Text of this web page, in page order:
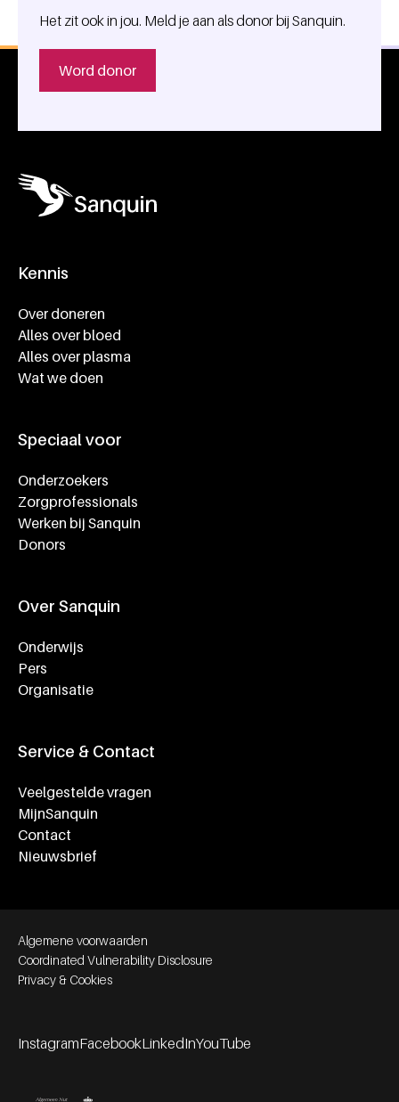
Het zit ook in jou. Meld je aan als donor bij Sanquin.
Word donor
Kennis
Over doneren
Alles over bloed
Alles over plasma
Wat we doen
Speciaal voor
Onderzoekers
Zorgprofessionals
Werken bij Sanquin
Donors
Over Sanquin
Onderwijs
Pers
Organisatie
Service & Contact
Veelgestelde vragen
MijnSanquin
Contact
Nieuwsbrief
Footer bottom navigation
Algemene voorwaarden
Coordinated Vulnerability Disclosure
Privacy & Cookies
InstagramFacebookLinkedInYouTube